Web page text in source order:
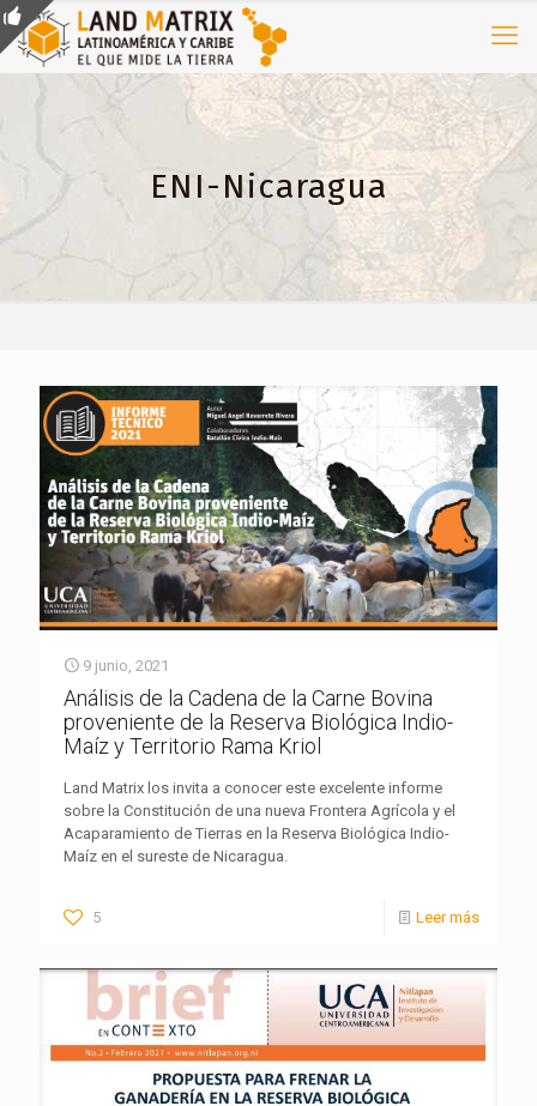
ENI-Nicaragua
9 junio, 2021
Análisis de la Cadena de la Carne Bovina
proveniente de la Reserva Biológica Indio-
Maíz y Territorio Rama Kriol
Land Matrix los invita a conocer este excelente informe
sobre la Constitución de una nueva Frontera Agrícola y el
Acaparamiento de Tierras en la Reserva Biológica Indio-
Maíz en el sureste de Nicaragua.
5 Leer más